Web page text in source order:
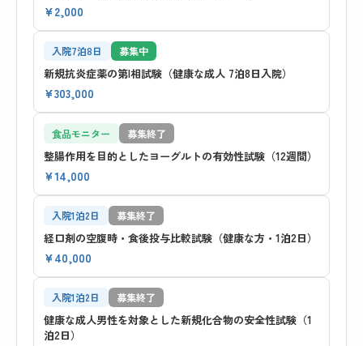
¥2,000
入院7泊8日 募集中
新規抗炎症薬の第I相試験（健康な成人 7泊8日入院）
¥303,000
食品モニター 募集終了
整腸作用を目的としたヨーグルトの有効性試験（12週間）
¥14,000
入院1泊2日 募集終了
経口剤の空腹時・食後投与比較試験（健康な方・1泊2日）
¥40,000
入院1泊2日 募集終了
健康な成人男性を対象とした新規化合物の安全性試験（1
泊2日）